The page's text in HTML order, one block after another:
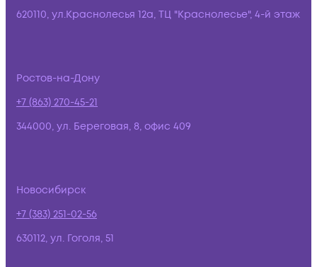
620110, ул.Краснолесья 12а, ТЦ "Краснолесье", 4-й этаж
Ростов-на-Дону
+7 (863) 270-45-21
344000, ул. Береговая, 8, офис 409
Новосибирск
+7 (383) 251-02-56
630112, ул. Гоголя, 51